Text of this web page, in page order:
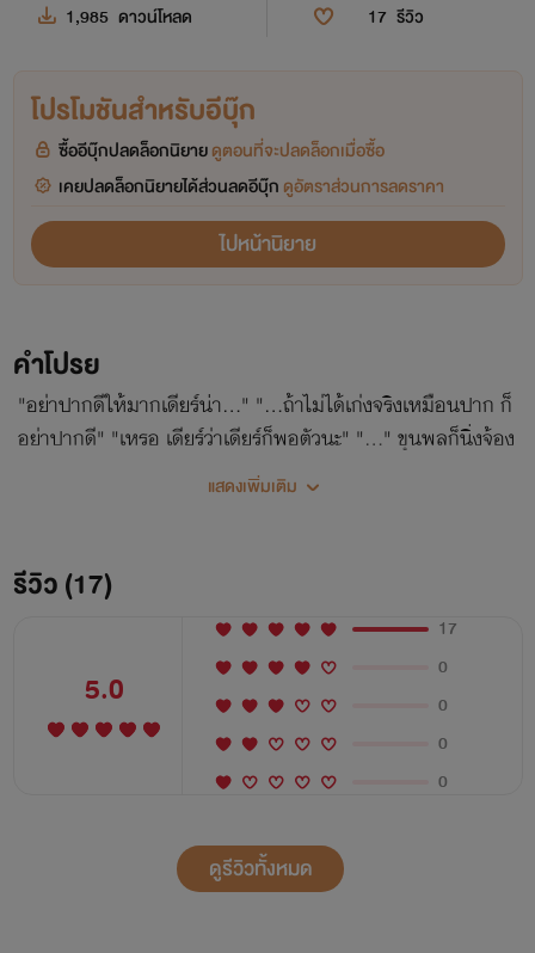
1,985 ดาวน์โหลด 17 รีวิว
โปรโมชันสำหรับอีบุ๊ก
ซื้ออีบุ๊กปลดล็อกนิยายดูตอนที่จะปลดล็อกเมื่อซื้อ
เคยปลดล็อกนิยายได้ส่วนลดอีบุ๊ก ดูอัตราส่วนการลดราคา
ไปหน้านิยาย
คำโปรย
"อย่าปากดีให้มากเดียร์น่า..." "...ถ้าไม่ได้เก่งจริงเหมือนปาก ก็
อย่าปากดี" "เหรอ เดียร์ว่าเดียร์ก็พอตัวนะ" "..." ขุนพลก็นิ่งจ้อง
มองไปยังดวงตากลมโตของหญิงสาวตรงหน้า คนตัวเล็กก็ยืนนิ่ง
ขอตัวก่อนนะคะ" พูดจบ สองเท้าเล็กก็ทำท่าจะเดินออกไป แต่
แล้วก็ต้องชะงักนิ่งไปทันทีที่ได้ยินเสียงกดต่ำที่ออกมาจากปาก
หนาของอาจารย์ผู้ช่วย "รู้ไหมเวลาพี่โมโหมันเป็นยังไง" "..."
เดียร์น่าก็นิ่ง "ถ้าคิดจะไม่หยุดท้าทาย ก็ระวังตัวไว้ให้ดี"
แสดงเพิ่มเติม
รีวิว (17)
5.0
17
0
0
0
0
ดูรีวิวทั้งหมด